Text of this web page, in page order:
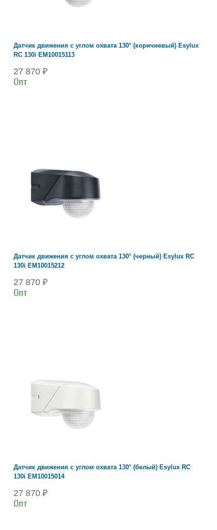
Датчик движения с углом охвата 130° (коричневый) Esylux
RC 130i EM10015113
27 870 ₽
Опт
Датчик движения с углом охвата 130° (черный) Esylux RC
130i EM10015212
27 870 ₽
Опт
Датчик движения с углом охвата 130° (белый) Esylux RC
130i EM10015014
27 870 ₽
Опт